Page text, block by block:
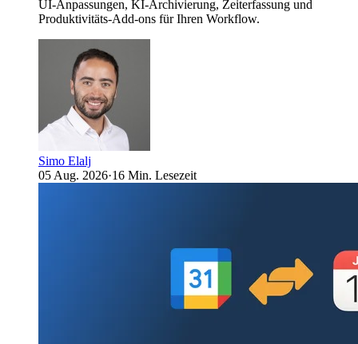
UI-Anpassungen, KI-Archivierung, Zeiterfassung und
Produktivitäts-Add-ons für Ihren Workflow.
Simo Elalj
05 Aug. 2026·16 Min. Lesezeit